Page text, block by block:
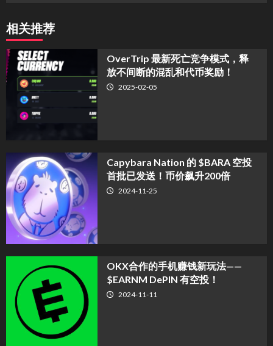
相关推荐
OverTrip 最新死亡竞争模式，释
放不间断的混乱和代币奖励！
2025-02-05
Capybara Nation 的 $BARA 空投
首批已发送！币价飙升200倍
2024-11-25
OKX合作的手机赚钱新玩法——
$EARNM DePIN 有空投！
2024-11-11